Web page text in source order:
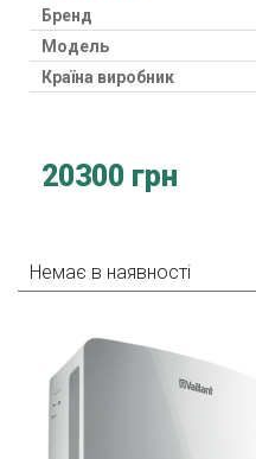
Бренд
Модель
Країна виробник
20300 грн
Немає в наявності